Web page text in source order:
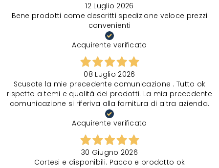
12 Luglio 2026
Bene prodotti come descritti spedizione veloce prezzi
convenienti
Acquirente verificato
08 Luglio 2026
Scusate la mie precedente comunicazione . Tutto ok
rispetto a temi e qualità dei prodotti. La mia precedente
comunicazione si riferiva alla fornitura di altra azienda.
Acquirente verificato
30 Giugno 2026
Cortesi e disponibili. Pacco e prodotto ok